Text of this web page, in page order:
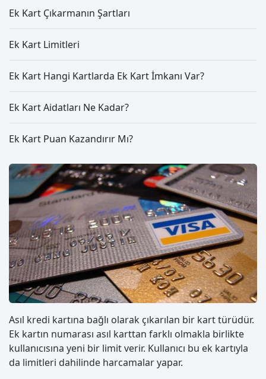
Asıl kredi kartına bağlı olarak çıkarılan bir kart türüdür.
Ek kartın numarası asıl karttan farklı olmakla birlikte
kullanıcısına yeni bir limit verir. Kullanıcı bu ek kartıyla
da limitleri dahilinde harcamalar yapar.
Ek Kart Çıkarmanın Şartları
Ek Kart Limitleri
Ek Kart Hangi Kartlarda Ek Kart İmkanı Var?
Ek Kart Aidatları Ne Kadar?
Ek Kart Puan Kazandırır Mı?